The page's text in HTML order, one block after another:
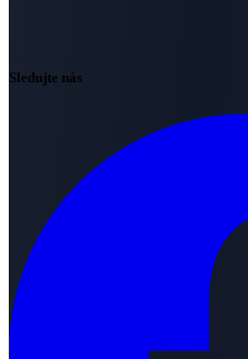
Sledujte nás